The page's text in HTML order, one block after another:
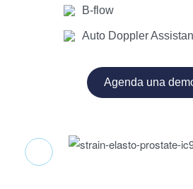
B-flow
Auto Doppler
Agenda una